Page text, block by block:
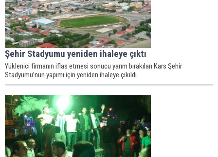
Şehir Stadyumu yeniden ihaleye çıktı
​​​​​​​Yüklenici firmanın iflas etmesi sonucu yarım bırakılan Kars Şehir
Stadyumu’nun yapımı için yeniden ihaleye çıkıldı.